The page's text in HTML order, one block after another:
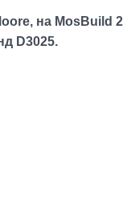
на MosBuild
D3025.